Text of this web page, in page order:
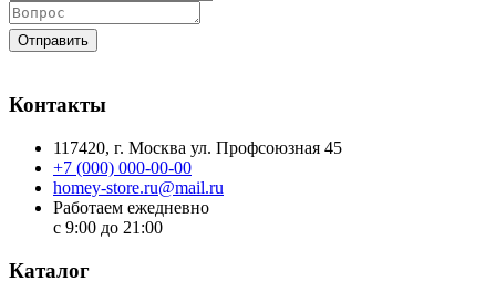
Отправить
Контакты
117420, г. Москва ул. Профсоюзная 45
+7 (000) 000-00-00
homey-store.ru@mail.ru
Работаем ежедневно
с 9:00 до 21:00
Каталог